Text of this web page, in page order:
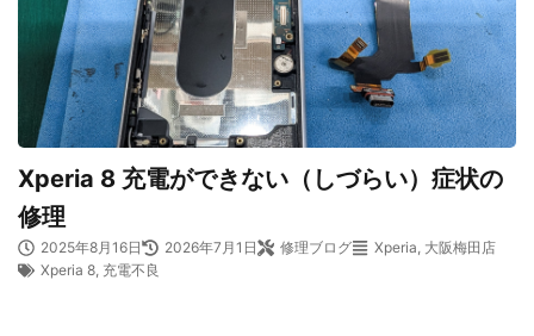
Xperia 8 充電ができない（しづらい）症状の
修理
2025年8月16日 2026年7月1日 修理ブログ Xperia, 大阪梅田店
Xperia 8, 充電不良